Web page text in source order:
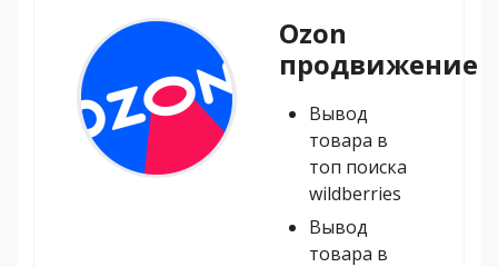
Ozon
продвижение
Вывод
товара в
топ поиска
wildberries
Вывод
товара в